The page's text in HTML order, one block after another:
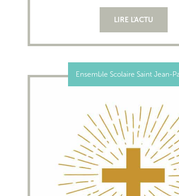
LIRE L'ACTU
Ensemble Scolaire Saint Jean-